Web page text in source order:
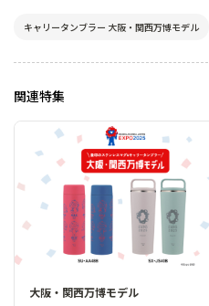
キャリータンブラー 大阪・関西万博モデル
関連特集
大阪・関西万博モデル